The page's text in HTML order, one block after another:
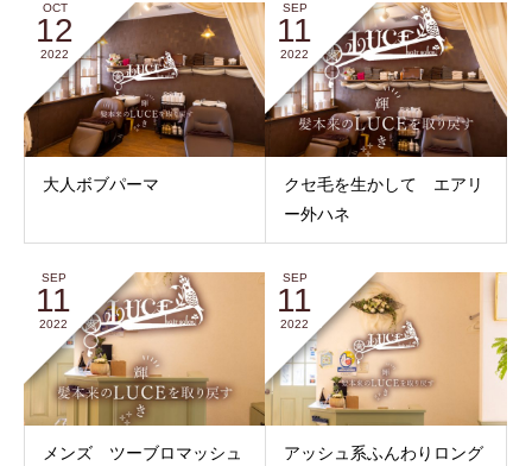
OCT
12
2022
大人ボブパーマ
SEP
11
2022
クセ毛を生かして エアリ
ー外ハネ
SEP
11
2022
メンズ ツーブロマッシュ
SEP
11
2022
アッシュ系ふんわりロング